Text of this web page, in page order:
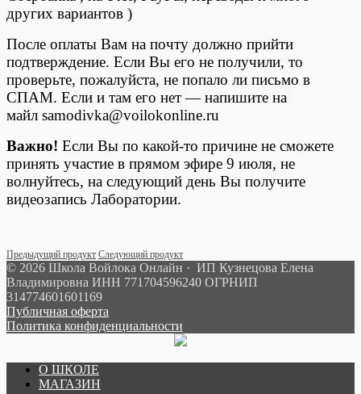
других вариантов )
После оплаты Вам на почту должно прийти
подтверждение. Если Вы его не получили, то
проверьте, пожалуйста, не попало ли письмо в
СПАМ. Если и там его нет — напишите на
майл samodivka@voilokonline.ru
Важно! Если Вы по какой-то причине не сможете
принять участие в прямом эфире 9 июля, не
волнуйтесь, на следующий день Вы получите
видеозапись Лаборатории.
Предыдущий продукт Следующий продукт
© 2026 Школа Войлока Онлайн · ИП Кузнецова Елена
Владимировна ИНН 771704596240 ОГРНИП
314774601601169
Публичная оферта
Политика конфиденциальности
О ШКОЛЕ
МАГАЗИН